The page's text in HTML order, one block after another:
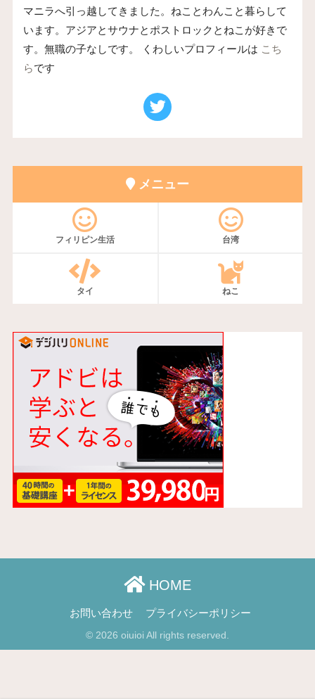
マニラへ引っ越してきました。ねことわんこと暮らして
います。アジアとサウナとポストロックとねこが好きで
す。無職の子なしです。 くわしいプロフィールは こち
らです
メニュー
フィリピン生活 台湾
タイ ねこ
HOME
お問い合わせ プライバシーポリシー
© 2026 oiuioi All rights reserved.